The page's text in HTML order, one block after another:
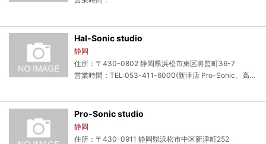
Hal-Sonic studio
静岡
住所：〒430-0802 静岡県浜松市東区将監町36-7
営業時間：TEL:053-411-6000(新津店 Pro-Sonic、高林店 Sonixの予約も取れます) (11時から24時まで受付可能。月曜定休 ※定休日、不在時は、新津店 Pro-Sonic studioへの転送となります。)
Pro-Sonic studio
静岡
住所：〒430-0911 静岡県浜松市中区新津町252